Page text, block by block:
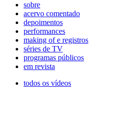
sobre
acervo comentado
depoimentos
performances
making of e registros
séries de TV
programas públicos
em revista
todos os vídeos